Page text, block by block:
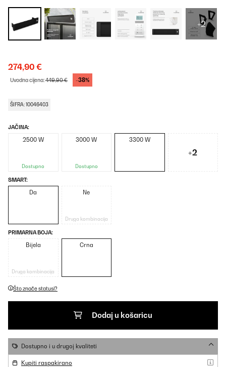
+2
274,90 €
Uvodna cijena:449,90 € -38%
ŠIFRA: 10046403
JAČINA:
2500 W
Dostupno
3000 W
Dostupno
3300 W
+2
SMART:
Da Ne
Druga kombinacija
PRIMARNA BOJA:
Bijela
Druga kombinacija
Crna
Što znače statusi?
Dodaj u košaricu
Dostupno i u drugoj kvaliteti
Kupiti raspakirano